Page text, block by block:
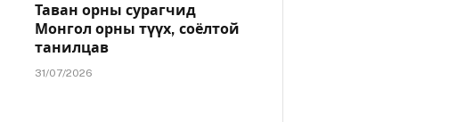
Таван орны сурагчид
Монгол орны түүх, соёлтой
танилцав
31/07/2026